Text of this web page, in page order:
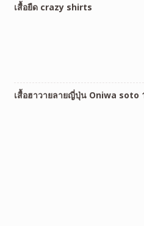
เสื้อยืด crazy shirts
เสื้อฮาวายลายญี่ปุ่น Oniwa soto